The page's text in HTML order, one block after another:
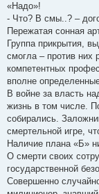
«Надо»!
- Что? В смы..? –
Пережатая сонная
Группа прикрытия,
смогла – против них
компетентных
вполне
В войне за власть
жизнь в том числе.
собирались.
смертельной игре,
Наличие плана «Б»
О смерти своих
государственной
Совершенно